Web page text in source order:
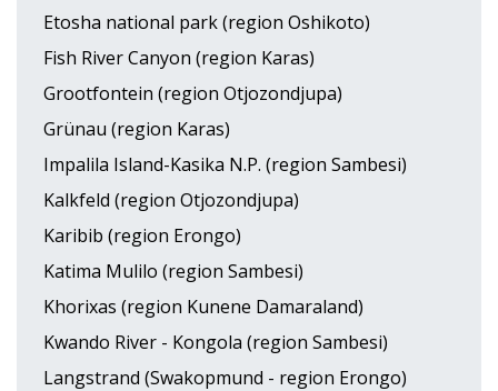
Etosha national park (region Oshikoto)
Fish River Canyon (region Karas)
Grootfontein (region Otjozondjupa)
Grünau (region Karas)
Impalila Island-Kasika N.P. (region Sambesi)
Kalkfeld (region Otjozondjupa)
Karibib (region Erongo)
Katima Mulilo (region Sambesi)
Khorixas (region Kunene Damaraland)
Kwando River - Kongola (region Sambesi)
Langstrand (Swakopmund - region Erongo)